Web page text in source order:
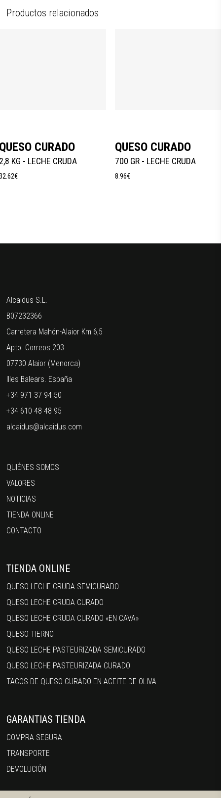
Productos relacionados
CURADO
KG - LECHE CRUDA
€
QUESO CURADO
700 GR - LECHE CRUDA
8.96€
Alcaidus S.L.
B07232366
Carretera Mahón-Alaior Km 6,5
Apto. Correos 203
07730 Alaior (Menorca)
Illes Balears. España
+34 971 37 94 50
+34 610 48 48 95
alcaidus@alcaidus.com
QUIÉNES SOMOS
VALORES
NOTICIAS
TIENDA ONLINE
CONTACTO
TIENDA ONLINE
QUESO LECHE CRUDA SEMICURADO
QUESO LECHE CRUDA CURADO
QUESO LECHE CRUDA CURADO «EN CAVA»
QUESO TIERNO
QUESO LECHE PASTEURIZADA SEMICURADO
QUESO LECHE PASTEURIZADA CURADO
TACOS DE QUESO CURADO EN ACEITE DE OLIVA
GARANTIAS TIENDA
COMPRA SEGURA
TRANSPORTE
DEVOLUCIÓN